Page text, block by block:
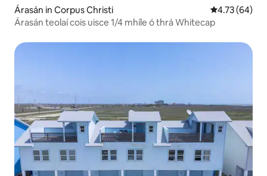
Árasán in Corpus Christi Meánrátáil
4.73 (64)
Árasán teolaí cois uisce 1/4 mhíle ó thrá Whitecap